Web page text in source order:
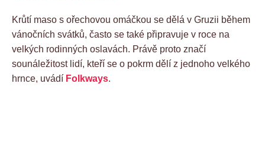
Krůtí maso s ořechovou omáčkou se dělá v Gruzii během
vánočních svátků, často se také připravuje v roce na
velkých rodinných oslavách. Právě proto značí
sounáležitost lidí, kteří se o pokrm dělí z jednoho velkého
hrnce, uvádí Folkways.